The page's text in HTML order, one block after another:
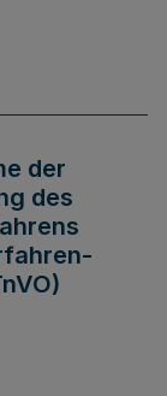
der
des